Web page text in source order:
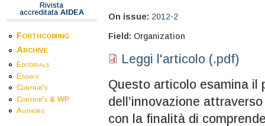
Rivista
accreditata AIDEA
Forthcoming
Archive
Editorials
Essays
Contrib's
Contrib's & WP
Authors
On issue: 2012-2
Field: Organization
Leggi l'articolo (.pdf)
Questo articolo esamina il
dell’innovazione
con la finalità di